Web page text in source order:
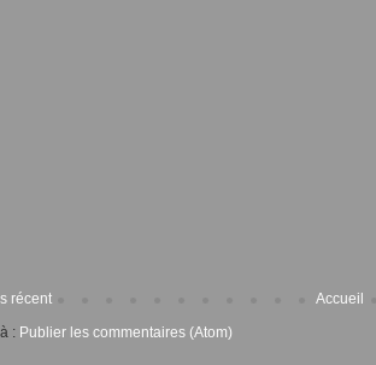
récent
Accueil
: Publier les commentaires (Atom)